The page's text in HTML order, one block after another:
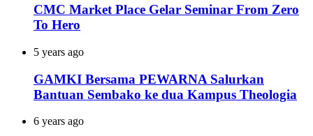
CMC Market Place Gelar Seminar From Zero
To Hero
5 years ago
GAMKI Bersama PEWARNA Salurkan
Bantuan Sembako ke dua Kampus Theologia
6 years ago